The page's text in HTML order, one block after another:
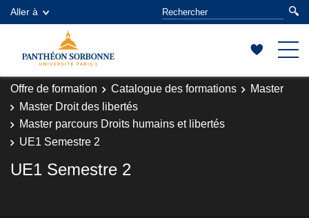
Aller à
Offre de formation Catalogue des formations
Master
Master Droit des libertés
Master parcours Droits humains et libertés
UE1 Semestre 2
UE1 Semestre 2